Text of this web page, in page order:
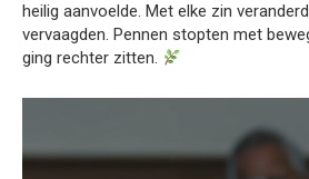
heilig aanvoelde. Met elke zin
vervaagden. Pennen stopten met
ging rechter zitten.